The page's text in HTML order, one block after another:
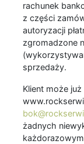
rachunek
z części
autoryzacji
zgromadzone
sprzedaży.
Klient może
żadnych